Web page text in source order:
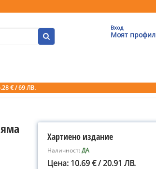
Вход
Моят профил
€ / 69 ЛВ.
Хартиено издание
Наличност:ДА
Цена: 10.69 € / 20.91 ЛВ.